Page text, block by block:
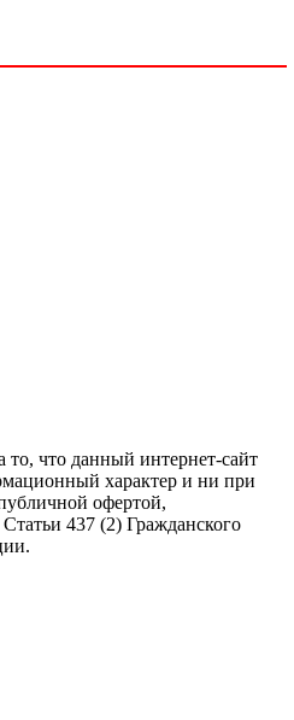
что данный интернет-сайт
характер и ни при
офертой,
437 (2) Гражданского